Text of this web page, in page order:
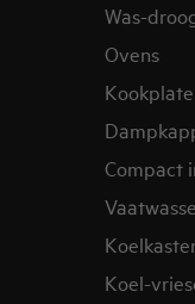
Was-
Ovens
Compact
Koel-